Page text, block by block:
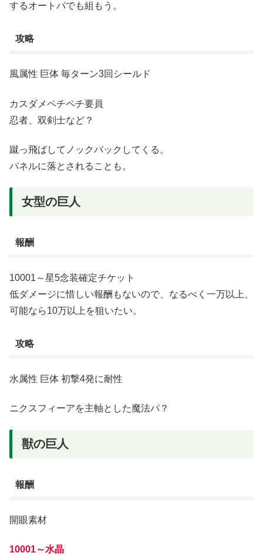
するオートパでも組もう。
攻略
風属性 巨体 毎ターン3回シールド
カスダメペチペチ要員
忍者、双剣士など？
蹴っ飛ばしてノックバックしてくる。
パネルに落とされることも。
女型の巨人
報酬
10001～星5念装確定チケット
低ダメージに惜しい報酬もないので、なるべく一万以上、
可能なら10万以上を狙いたい。
攻略
水属性 巨体 初撃4発に耐性
ニクスフィーアを主軸とした魔法パ？
獣の巨人
報酬
開眼素材
10001～水晶